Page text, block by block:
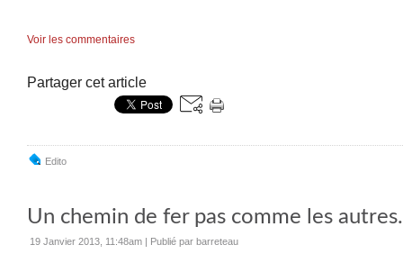
Voir les commentaires
Partager cet article
Edito
Un chemin de fer pas comme les autres.
19 Janvier 2013, 11:48am | Publié par barreteau